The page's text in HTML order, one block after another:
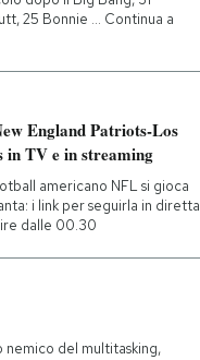
25 Bonnie … Continua a
England Patriots-Los
in TV e in streaming
americano NFL si gioca
i link per seguirla in diretta
dalle 00.30
nemico del multitasking,